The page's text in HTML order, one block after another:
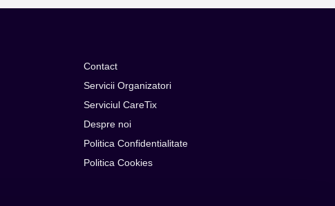
Contact
Servicii Organizatori
Serviciul CareTix
Despre noi
Politica Confidentialitate
Politica Cookies